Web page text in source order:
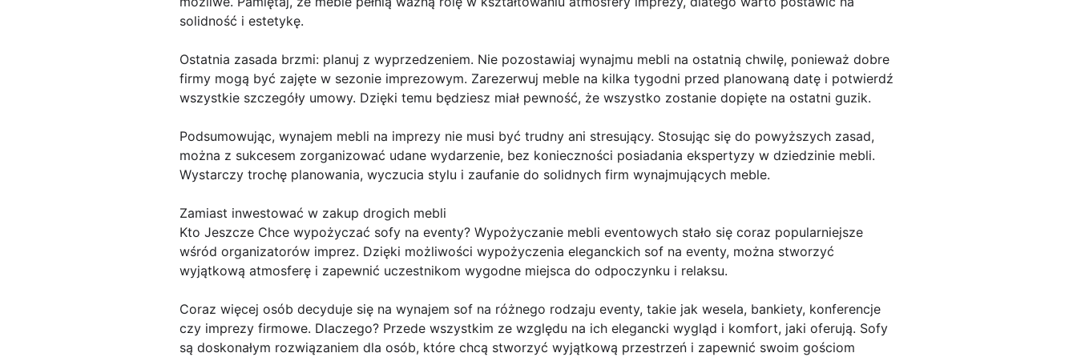
solidność i estetykę.
Ostatnia zasada brzmi: planuj z wyprzedzeniem. Nie pozostawiaj wynajmu mebli na ostatnią chwilę, ponieważ dobre
firmy mogą być zajęte w sezonie imprezowym. Zarezerwuj meble na kilka tygodni przed planowaną datę i potwierdź
wszystkie szczegóły umowy. Dzięki temu będziesz miał pewność, że wszystko zostanie dopięte na ostatni guzik.
Podsumowując, wynajem mebli na imprezy nie musi być trudny ani stresujący. Stosując się do powyższych zasad,
można z sukcesem zorganizować udane wydarzenie, bez konieczności posiadania ekspertyzy w dziedzinie mebli.
Wystarczy trochę planowania, wyczucia stylu i zaufanie do solidnych firm wynajmujących meble.
Zamiast inwestować w zakup drogich mebli
Kto Jeszcze Chce wypożyczać sofy na eventy? Wypożyczanie mebli eventowych stało się coraz popularniejsze
wśród organizatorów imprez. Dzięki możliwości wypożyczenia eleganckich sof na eventy, można stworzyć
wyjątkową atmosferę i zapewnić uczestnikom wygodne miejsca do odpoczynku i relaksu.
Coraz więcej osób decyduje się na wynajem sof na różnego rodzaju eventy, takie jak wesela, bankiety, konferencje
czy imprezy firmowe. Dlaczego? Przede wszystkim ze względu na ich elegancki wygląd i komfort, jaki oferują. Sofy
są doskonałym rozwiązaniem dla osób, które chcą stworzyć wyjątkową przestrzeń i zapewnić swoim gościom